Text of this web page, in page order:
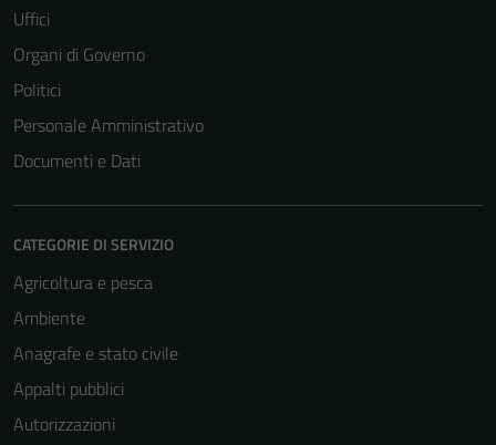
Uffici
Organi di Governo
Politici
Personale Amministrativo
Documenti e Dati
CATEGORIE DI SERVIZIO
Agricoltura e pesca
Ambiente
Anagrafe e stato civile
Appalti pubblici
Autorizzazioni